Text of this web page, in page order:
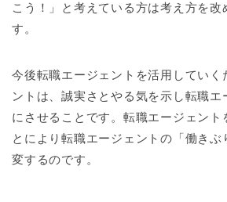
こう！」と考えている方は考え方を改
す。
今後転職エージェントを活用していく
ントは、誠実さとやる気を示し転職
にさせることです。転職エージェント
とにより転職エージェントの「働きぶ
変するのです。